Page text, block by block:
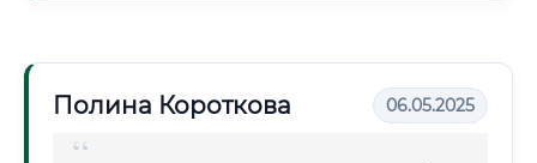
Полина Короткова 06.05.2025